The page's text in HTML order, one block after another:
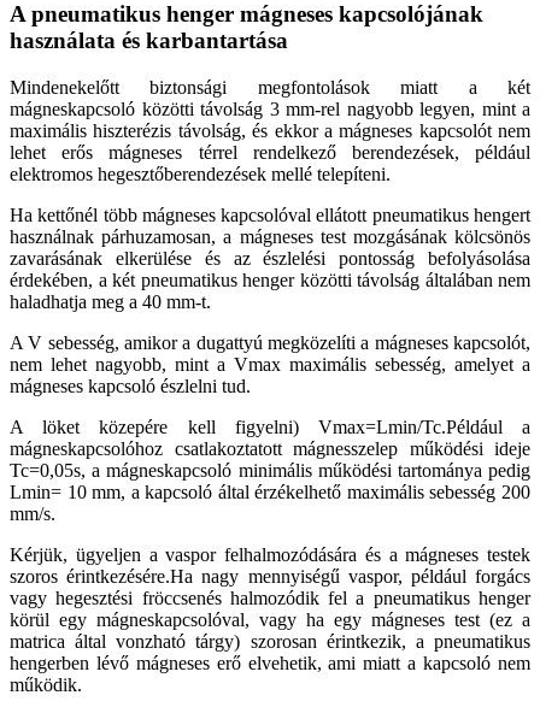
A pneumatikus henger mágneses kapcsolójának
használata és karbantartása
Mindenekelőtt biztonsági megfontolások miatt a két
mágneskapcsoló közötti távolság 3 mm-rel nagyobb legyen, mint a
maximális hiszterézis távolság, és ekkor a mágneses kapcsolót nem
lehet erős mágneses térrel rendelkező berendezések, például
elektromos hegesztőberendezések mellé telepíteni.
Ha kettőnél több mágneses kapcsolóval ellátott pneumatikus hengert
használnak párhuzamosan, a mágneses test mozgásának kölcsönös
zavarásának elkerülése és az észlelési pontosság befolyásolása
érdekében, a két pneumatikus henger közötti távolság általában nem
haladhatja meg a 40 mm-t.
A V sebesség, amikor a dugattyú megközelíti a mágneses kapcsolót,
nem lehet nagyobb, mint a Vmax maximális sebesség, amelyet a
mágneses kapcsoló észlelni tud.
A löket közepére kell figyelni) Vmax=Lmin/Tc.Például a
mágneskapcsolóhoz csatlakoztatott mágnesszelep működési ideje
Tc=0,05s, a mágneskapcsoló minimális működési tartománya pedig
Lmin= 10 mm, a kapcsoló által érzékelhető maximális sebesség 200
mm/s.
Kérjük, ügyeljen a vaspor felhalmozódására és a mágneses testek
szoros érintkezésére.Ha nagy mennyiségű vaspor, például forgács
vagy hegesztési fröccsenés halmozódik fel a pneumatikus henger
körül egy mágneskapcsolóval, vagy ha egy mágneses test (ez a
matrica által vonzható tárgy) szorosan érintkezik, a pneumatikus
hengerben lévő mágneses erő elvehetik, ami miatt a kapcsoló nem
működik.